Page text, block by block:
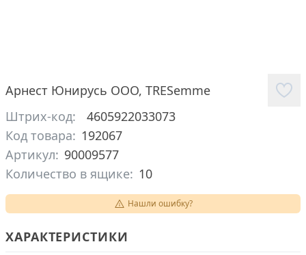
Арнест Юнирусь ООО, TRESemme
Штрих-код:
4605922033073
Код товара: 192067
Артикул: 90009577
Количество в ящике: 10
Нашли ошибку?
ХАРАКТЕРИСТИКИ